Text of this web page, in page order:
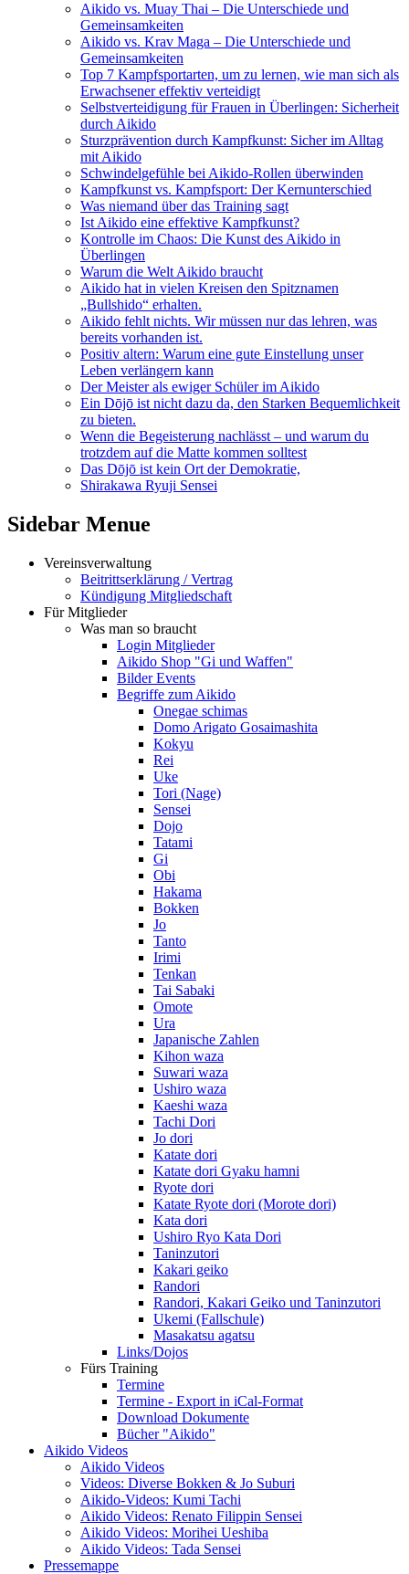
Aikido vs. Muay Thai – Die Unterschiede und
Gemeinsamkeiten
Aikido vs. Krav Maga – Die Unterschiede und
Gemeinsamkeiten
Top 7 Kampfsportarten, um zu lernen, wie man sich als
Erwachsener effektiv verteidigt
Selbstverteidigung für Frauen in Überlingen: Sicherheit
durch Aikido
Sturzprävention durch Kampfkunst: Sicher im Alltag
mit Aikido
Schwindelgefühle bei Aikido-Rollen überwinden
Kampfkunst vs. Kampfsport: Der Kernunterschied
Was niemand über das Training sagt
Ist Aikido eine effektive Kampfkunst?
Kontrolle im Chaos: Die Kunst des Aikido in
Überlingen
Warum die Welt Aikido braucht
Aikido hat in vielen Kreisen den Spitznamen
„Bullshido“ erhalten.
Aikido fehlt nichts. Wir müssen nur das lehren, was
bereits vorhanden ist.
Positiv altern: Warum eine gute Einstellung unser
Leben verlängern kann
Der Meister als ewiger Schüler im Aikido
Ein Dōjō ist nicht dazu da, den Starken Bequemlichkeit
zu bieten.
Wenn die Begeisterung nachlässt – und warum du
trotzdem auf die Matte kommen solltest
Das Dōjō ist kein Ort der Demokratie,
Shirakawa Ryuji Sensei
Sidebar Menue
Vereinsverwaltung
Beitrittserklärung / Vertrag
Kündigung Mitgliedschaft
Für Mitglieder
Was man so braucht
Login Mitglieder
Aikido Shop "Gi und Waffen"
Bilder Events
Begriffe zum Aikido
Onegae schimas
Domo Arigato Gosaimashita
Kokyu
Rei
Uke
Tori (Nage)
Sensei
Dojo
Tatami
Gi
Obi
Hakama
Bokken
Jo
Tanto
Irimi
Tenkan
Tai Sabaki
Omote
Ura
Japanische Zahlen
Kihon waza
Suwari waza
Ushiro waza
Kaeshi waza
Tachi Dori
Jo dori
Katate dori
Katate dori Gyaku hamni
Ryote dori
Katate Ryote dori (Morote dori)
Kata dori
Ushiro Ryo Kata Dori
Taninzutori
Kakari geiko
Randori
Randori, Kakari Geiko und Taninzutori
Ukemi (Fallschule)
Masakatsu agatsu
Links/Dojos
Fürs Training
Termine
Termine - Export in iCal-Format
Download Dokumente
Bücher "Aikido"
Aikido Videos
Aikido Videos
Videos: Diverse Bokken & Jo Suburi
Aikido-Videos: Kumi Tachi
Aikido Videos: Renato Filippin Sensei
Aikido Videos: Morihei Ueshiba
Aikido Videos: Tada Sensei
Pressemappe